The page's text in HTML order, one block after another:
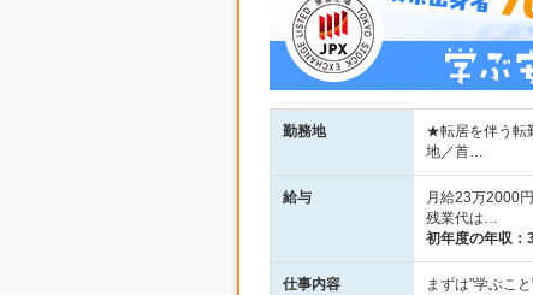
勤務地
★転居を伴う転
地／首…
給与
月給23万2000
残業代は…
初年度の年収：
仕事内容
まずは"学ぶこ